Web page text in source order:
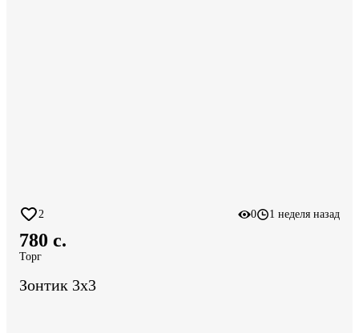
2 0 1 неделя назад
780 c.
Торг
Зонтик 3х3